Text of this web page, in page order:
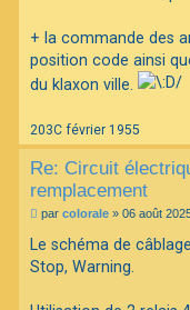
+ la commande des
position code ainsi
du klaxon ville.
203C février 1955
Re: Circuit
remplacement
M
s
a
par colorale » 06 août
Le schéma de
Stop, Warning.